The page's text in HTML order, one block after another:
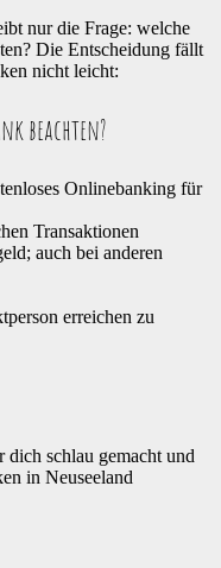
nur die Frage: welche
Die Entscheidung fällt
nicht leicht:
beachten?
Onlinebanking für
Transaktionen
auch bei anderen
erreichen zu
dich schlau gemacht und
in Neuseeland